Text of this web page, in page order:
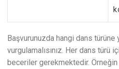
Başvurunuzda hangi dans
vurgulamalısınız. Her dans türü
beceriler gerekmektedir.